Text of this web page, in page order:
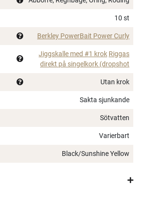
×
10 st
Berkley PowerBait Power Curly
Jiggskalle med #1 krok Riggas
direkt på singelkork (dropshot
Utan krok
Sakta sjunkande
Sötvatten
Varierbart
Black/Sunshine Yellow